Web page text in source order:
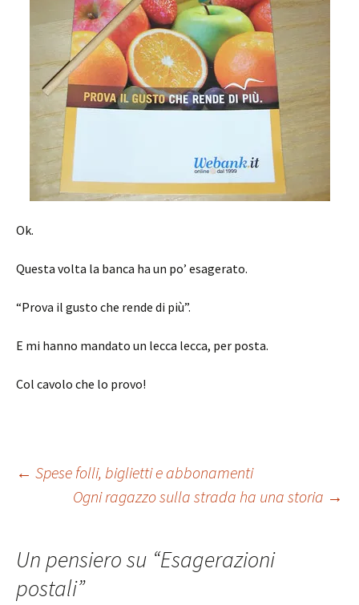
Ok.
Questa volta la banca ha un po’ esagerato.
“Prova il gusto che rende di più”.
E mi hanno mandato un lecca lecca, per posta.
Col cavolo che lo provo!
Navigazione
← Spese folli, biglietti e abbonamenti
Ogni ragazzo sulla strada ha una storia →
Un pensiero su “Esagerazioni
postali”